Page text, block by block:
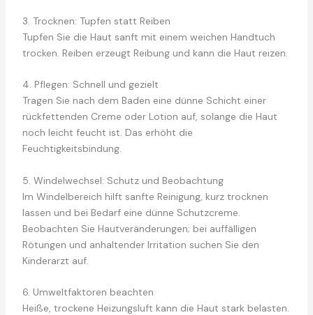
3. Trocknen: Tupfen statt Reiben
Tupfen Sie die Haut sanft mit einem weichen Handtuch
trocken. Reiben erzeugt Reibung und kann die Haut reizen.
4. Pflegen: Schnell und gezielt
Tragen Sie nach dem Baden eine dünne Schicht einer
rückfettenden Creme oder Lotion auf, solange die Haut
noch leicht feucht ist. Das erhöht die
Feuchtigkeitsbindung.
5. Windelwechsel: Schutz und Beobachtung
Im Windelbereich hilft sanfte Reinigung, kurz trocknen
lassen und bei Bedarf eine dünne Schutzcreme.
Beobachten Sie Hautveränderungen; bei auffälligen
Rötungen und anhaltender Irritation suchen Sie den
Kinderarzt auf.
6. Umweltfaktoren beachten
Heiße, trockene Heizungsluft kann die Haut stark belasten.